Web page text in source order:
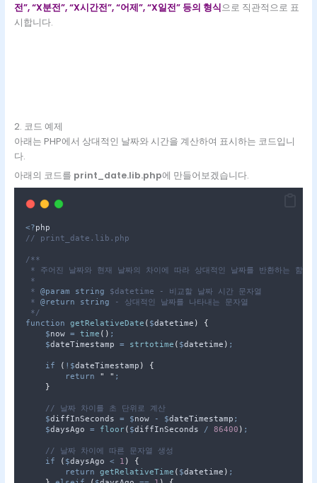
전”, “X분전”, “X시간전”, “어제”, “X일전” 등의 형식으로 직관적으로 표
시합니다.
2. 코드 예제
아래는 PHP에서 상대적인 날짜와 시간을 계산하여 표시하는 코드입니
다.
아래의 코드를 print_date.lib.php에 만들어보겠습니다.
<?php
// print_date.lib.php
/**
* 주어진 날짜와 현재 날짜의 차이에 따라 상대적인 날짜를 반환하는 함수
*
* @param string $datetime - 비교할 날짜 시간 문자열
* @return string - 상대적인 날짜를 나타내는 문자열
*/
function
getRelativeDate ( $datetime )
{
$now = time () ;
$dateTimestamp = strtotime ( $datetime ) ;
if ( !$dateTimestamp )
{
return
" " ;
}
// 날짜 차이를 초 단위로 계산
$diffInSeconds = $now - $dateTimestamp ;
$daysAgo = floor( $diffInSeconds / 86400 ) ;
// 날짜 차이에 따른 문자열 생성
if
( $daysAgo < 1 )
{
return
getRelativeTime ( $datetime ) ;